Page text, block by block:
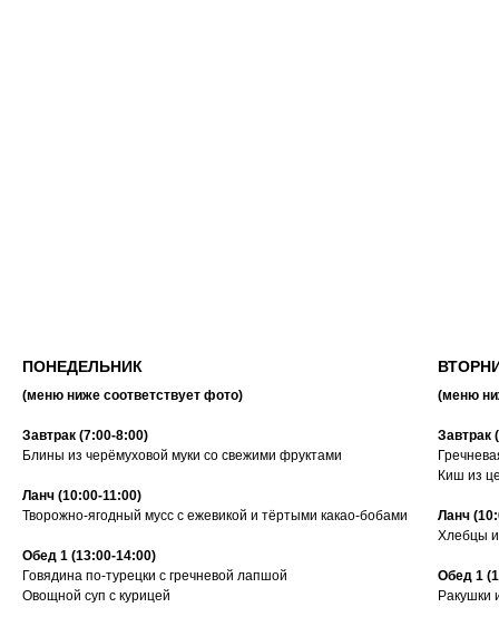
ПОНЕДЕЛЬНИК
(меню ниже соответствует фото)
Завтрак (7:00-8:00)
Блины из черёмуховой муки со свежими фруктами
Ланч (10:00-11:00)
Творожно-ягодный мусс с ежевикой и тёртыми какао-бобами
Обед 1 (13:00-14:00)
Говядина по-турецки с гречневой лапшой
Овощной суп с курицей
(меню
Завтрак
Киш из
Ланч
Хлебцы
Обед 1
Ракушки